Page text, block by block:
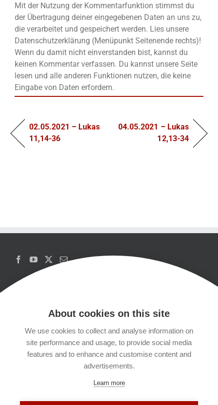
Mit der Nutzung der Kommentarfunktion stimmst du
der Übertragung deiner eingegebenen Daten an uns zu,
die verarbeitet und gespeichert werden. Lies unsere
Datenschutzerklärung (Menüpunkt Seitenende rechts)!
Wenn du damit nicht einverstanden bist, kannst du
keinen Kommentar verfassen. Du kannst unsere Seite
lesen und alle anderen Funktionen nutzen, die keine
Eingabe von Daten erfordern.
02.05.2021 – Lukas
11,14-36
04.05.2021 – Lukas
12,13-34
Copyrights
Datenschutzerklärung
Kontakt
About cookies on this site
We use cookies to collect and analyse information on
site performance and usage, to provide social media
features and to enhance and customise content and
advertisements.
Learn more